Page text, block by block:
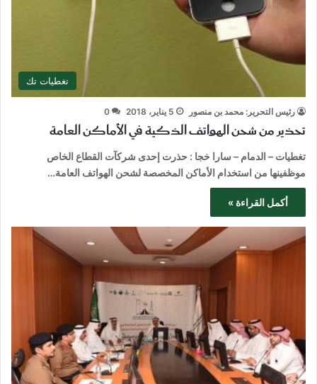
تغطيات تك
رئيس التحرير: محمد بن منصور 5 يناير، 2018 0
تحذير من شحن الهواتف الذكية في الأماكن العامة
تغطيات – الدمام – سارا خجا : حذرت إحدى شركآت القطاع الخاص
موظفينها من استخدام الأماكن المخصصة لشحن الهواتف العامة…
أكمل القراءة »